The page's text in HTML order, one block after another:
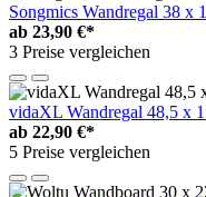
Songmics Wandregal 38 x
ab 23,90 €*
3 Preise vergleichen
vidaXL Wandregal 48,5 x
ab 22,90 €*
5 Preise vergleichen